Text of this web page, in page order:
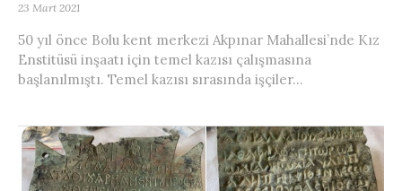
23 Mart 2021
50 yıl önce Bolu kent merkezi Akpınar Mahallesi’nde Kız
Enstitüsü inşaatı için temel kazısı çalışmasına
başlanılmıştı. Temel kazısı sırasında işçiler...